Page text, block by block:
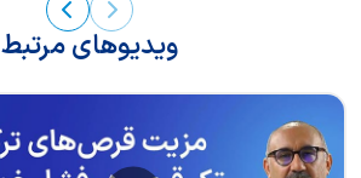
ویدیوهای مرتبط